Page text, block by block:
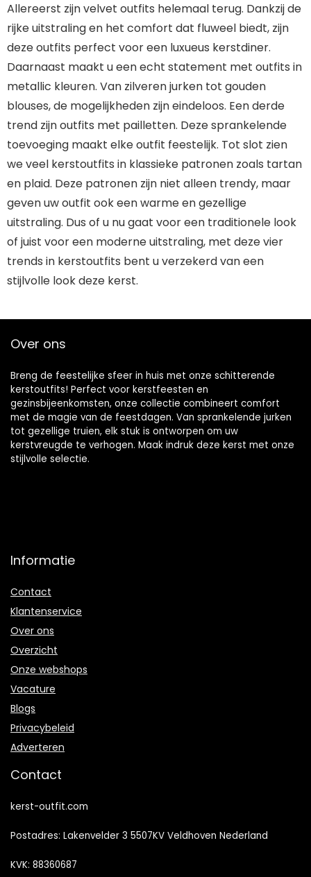
Allereerst zijn velvet outfits helemaal terug. Dankzij de
rijke uitstraling en het comfort dat fluweel biedt, zijn
deze outfits perfect voor een luxueus kerstdiner.
Daarnaast maakt u een echt statement met outfits in
metallic kleuren. Van zilveren jurken tot gouden
blouses, de mogelijkheden zijn eindeloos. Een derde
trend zijn outfits met pailletten. Deze sprankelende
toevoeging maakt elke outfit feestelijk. Tot slot zien
we veel kerstoutfits in klassieke patronen zoals tartan
en plaid. Deze patronen zijn niet alleen trendy, maar
geven uw outfit ook een warme en gezellige
uitstraling. Dus of u nu gaat voor een traditionele look
of juist voor een moderne uitstraling, met deze vier
trends in kerstoutfits bent u verzekerd van een
stijlvolle look deze kerst.
Over ons
Breng de feestelijke sfeer in huis met onze schitterende
kerstoutfits! Perfect voor kerstfeesten en
gezinsbijeenkomsten, onze collectie combineert comfort
met de magie van de feestdagen. Van sprankelende jurken
tot gezellige truien, elk stuk is ontworpen om uw
kerstvreugde te verhogen. Maak indruk deze kerst met onze
stijlvolle selectie.
Informatie
Contact
Klantenservice
Over ons
Overzicht
Onze webshops
Vacature
Blogs
Privacybeleid
Adverteren
Contact
kerst-outfit.com
Postadres: Lakenvelder 3 5507KV Veldhoven Nederland
KVK: 88360687